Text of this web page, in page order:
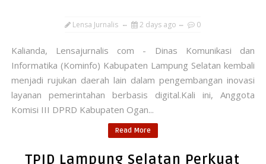
Lensa Jurnalis 2 days ago 0
Kalianda, Lensajurnalis com - Dinas Komunikasi dan
Informatika (Kominfo) Kabupaten Lampung Selatan kembali
menjadi rujukan daerah lain dalam pengembangan inovasi
layanan pemerintahan berbasis digital.Kali ini, Anggota
Komisi III DPRD Kabupaten Ogan...
Read More
TPID Lampung Selatan Perkuat